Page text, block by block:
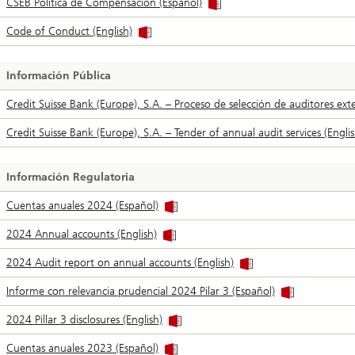
CSEB Politica de Compensación (Español)
Code of Conduct (English)
Información Pública
Credit Suisse Bank (Europe), S.A. – Proceso de selección de auditores
Credit Suisse Bank (Europe), S.A. – Tender of annual audit services
Información Regulatoria
Cuentas anuales 2024 (Español)
2024 Annual accounts (English)
2024 Audit report on annual accounts (English)
Informe con relevancia prudencial 2024 Pilar 3 (Español)
2024 Pillar 3 disclosures (English)
Cuentas anuales 2023 (Español)